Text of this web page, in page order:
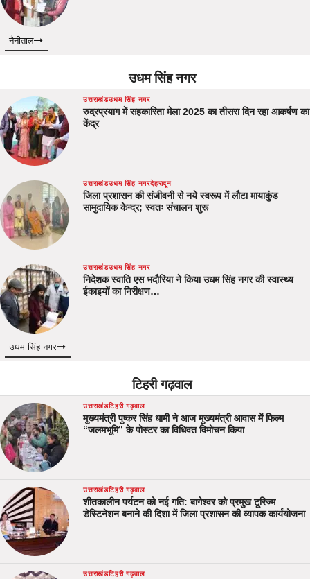
नैनीताल
उधम सिंह नगर
उत्तराखंडउधम सिंह नगर
रुद्रप्रयाग में सहकारिता मेला 2025 का तीसरा दिन रहा आकर्षण का
केंद्र
उत्तराखंडउधम सिंह नगरदेहरादून
जिला प्रशासन की संजीवनी से नये स्वरूप में लौटा मायाकुंड
सामुदायिक केन्द्र; स्वतः संचालन शुरू
उत्तराखंडउधम सिंह नगर
निदेशक स्वाति एस भदौरिया ने किया उधम सिंह नगर की स्वास्थ्य
ईकाइयों का निरीक्षण…
उधम सिंह नगर
टिहरी गढ़वाल
उत्तराखंडटिहरी गढ़वाल
मुख्यमंत्री पुष्कर सिंह धामी ने आज मुख्यमंत्री आवास में फिल्म
“जलमभूमि” के पोस्टर का विधिवत विमोचन किया
उत्तराखंडटिहरी गढ़वाल
शीतकालीन पर्यटन को नई गति: बागेश्वर को प्रमुख टूरिज्म
डेस्टिनेशन बनाने की दिशा में जिला प्रशासन की व्यापक कार्ययोजना
उत्तराखंडटिहरी गढ़वाल